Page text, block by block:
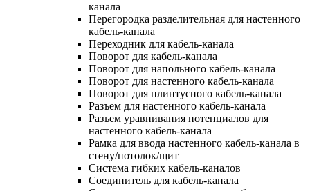
канала
Перегородка разделительная для настенного
кабель-канала
Переходник для кабель-канала
Поворот для кабель-канала
Поворот для напольного кабель-канала
Поворот для настенного кабель-канала
Поворот для плинтусного кабель-канала
Разъем для настенного кабель-канала
Разъем уравнивания потенциалов для
настенного кабель-канала
Рамка для ввода настенного кабель-канала в
стену/потолок/щит
Система гибких кабель-каналов
Соединитель для кабель-канала